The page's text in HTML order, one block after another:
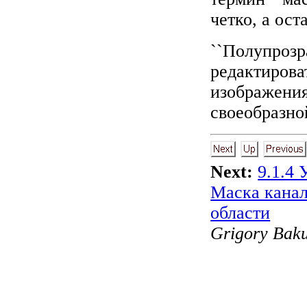
четко, а
Next: 9.1.4
Маска
области
Grigory